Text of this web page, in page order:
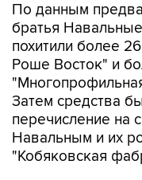
По данным
братья
похитили более
Роше Восток" и
Затем средства
перечисление на
Навальным и их
"Кобяковская